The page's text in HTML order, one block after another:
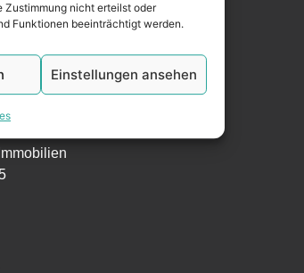
Zustimmung nicht erteilst oder
Funktionen beeinträchtigt werden.
Einstellungen ansehen
Widerrufsrecht